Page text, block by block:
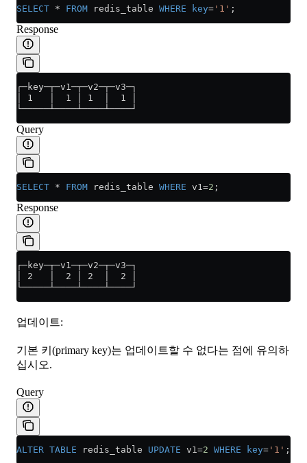
SELECT * FROM redis_table WHERE key= '1' ;
Response
┌─key─┬─v1─┬─v2─┬─v3─┐
│ 1   │  1 │ 1  │  1 │
└─────┴────┴────┴────┘
Query
SELECT * FROM redis_table WHERE v1=2 ;
Response
┌─key─┬─v1─┬─v2─┬─v3─┐
│ 2   │  2 │ 2  │  2 │
└─────┴────┴────┴────┘
업데이트:
기본 키(primary key)는 업데이트할 수 없다는 점에 유의하
십시오.
Query
ALTER TABLE redis_table UPDATE v1=2 WHERE key= '1' ;